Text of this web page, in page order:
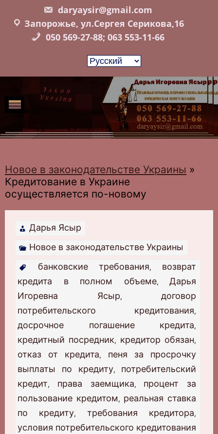
daryaysir@gmail.com
Запорожье, ул.Сергея Серикова,16
050 569-27-88; 063 553-11-66
Новое в законодательстве Украины »
Кредитование в Украине
осуществляется по-новому
Дарья Ясыр
Новое в законодательстве Украины
банковские требования, возврат
кредита в полном объеме, Дарья
Игоревна Ясыр, договор
потребительского кредитования,
досрочное погашение кредита,
кредитный посредник, кредитор обязан,
отказ от кредита, пеня за просрочку
выплаты по кредиту, потребительский
кредит, права заемщика, процент за
пользование кредитом, реальная ставка
по кредиту, требования кредитора,
условия потребительского кредитования